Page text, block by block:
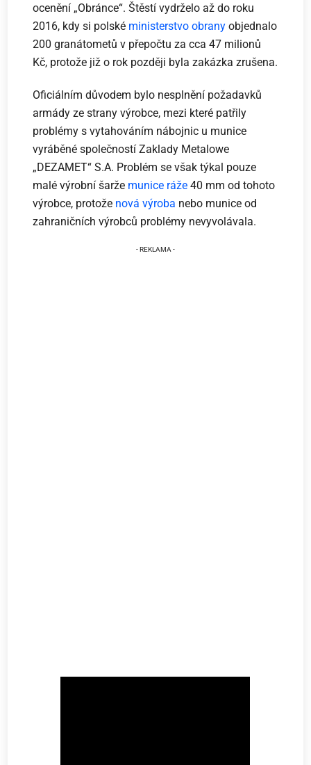
ocenění „Obránce“. Štěstí vydrželo až do roku
2016, kdy si polské ministerstvo obrany objednalo
200 granátometů v přepočtu za cca 47 milionů
Kč, protože již o rok později byla zakázka zrušena.
Oficiálním důvodem bylo nesplnění požadavků
armády ze strany výrobce, mezi které patřily
problémy s vytahováním nábojnic u munice
vyráběné společností Zaklady Metalowe
„DEZAMET“ S.A. Problém se však týkal pouze
malé výrobní šarže munice ráže 40 mm od tohoto
výrobce, protože nová výroba nebo munice od
zahraničních výrobců problémy nevyvolávala.